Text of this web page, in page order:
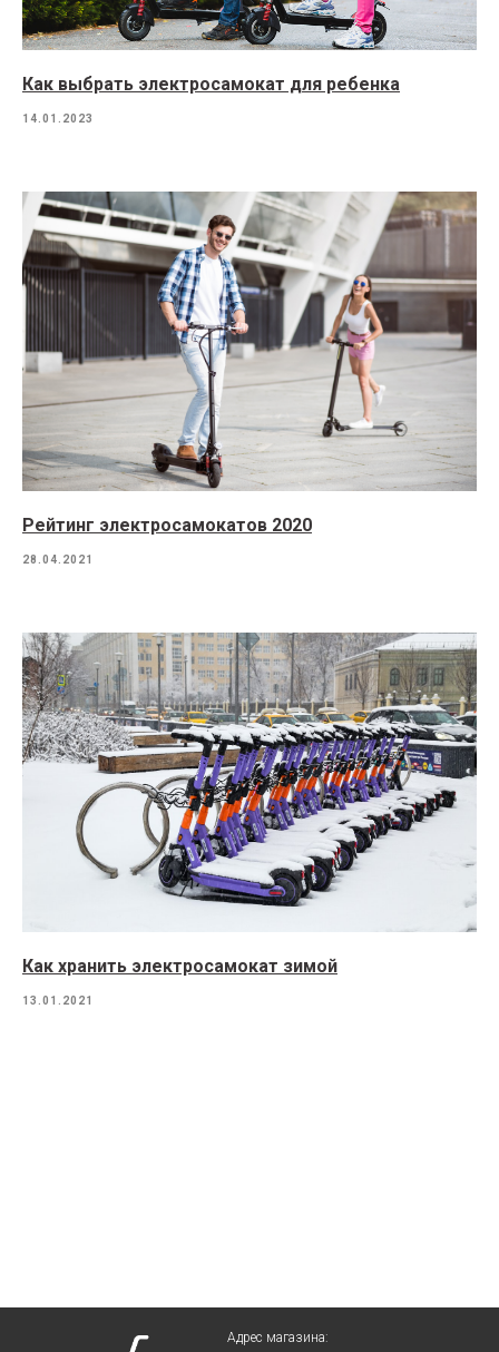
Как выбрать электросамокат для ребенка
14.01.2023
Рейтинг электросамокатов 2020
28.04.2021
Как хранить электросамокат зимой
13.01.2021
Адрес магазина: